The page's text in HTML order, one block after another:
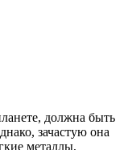
зачастую она
металлы,